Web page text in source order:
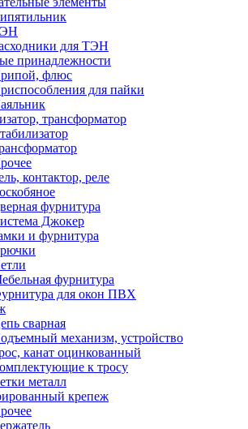
для ТЭН
принадлежности
флюс
для пайки
трансформатор
контактор, реле
фурнитура
Джокер
и фурнитура
фурнитура
для окон ПВХ
сварная
механизм, устройство
канат оцинкованный
к тросу
металл
крепеж